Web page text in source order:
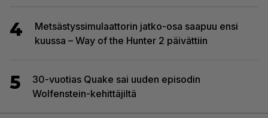
4
Metsästyssimulaattorin jatko-osa saapuu ensi
kuussa – Way of the Hunter 2 päivättiin
5
30-vuotias Quake sai uuden episodin
Wolfenstein-kehittäjiltä